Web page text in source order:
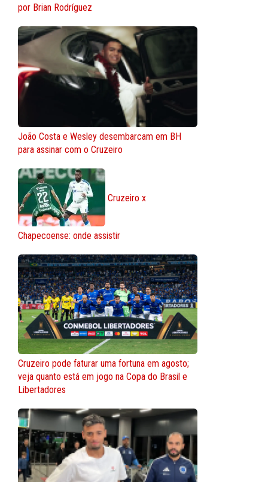
por Brian Rodríguez
João Costa e Wesley desembarcam em BH
para assinar com o Cruzeiro
Cruzeiro x
Chapecoense: onde assistir
Cruzeiro pode faturar uma fortuna em agosto;
veja quanto está em jogo na Copa do Brasil e
Libertadores